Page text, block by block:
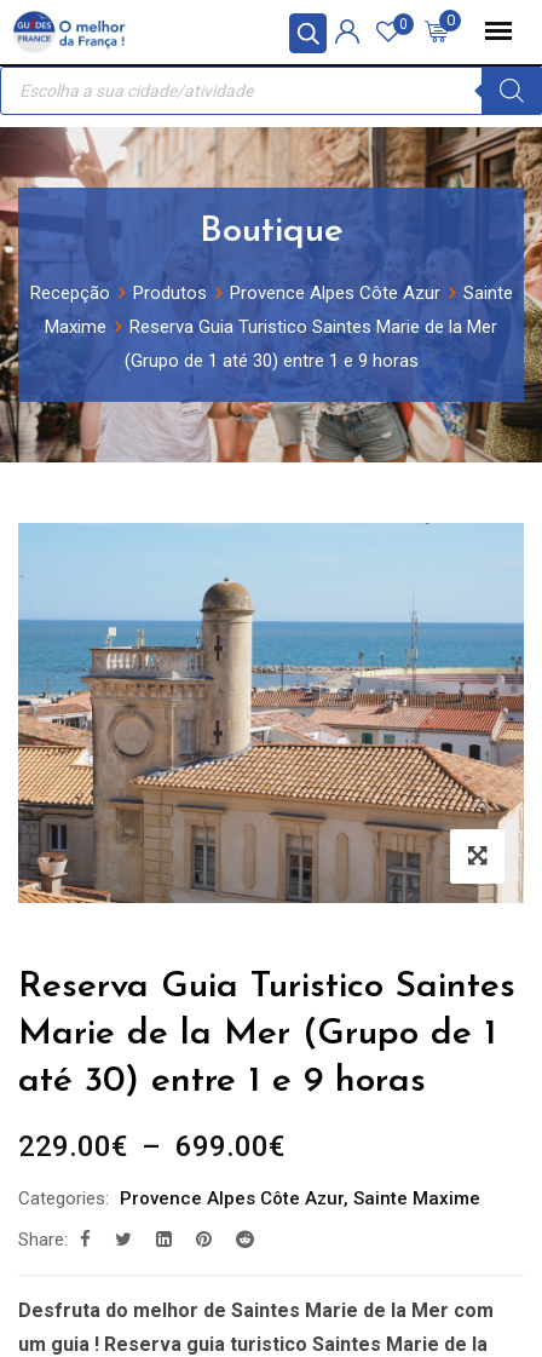
Painel de Gerenciamento de Cookies
Skip
content
0
0
Recherche
produits
Boutique
Recepção Produtos Provence Alpes Côte Azur
Sainte
Maxime
Reserva Guia Turistico Saintes Marie de la Mer
(Grupo de 1 até 30) entre 1 e 9 horas
Reserva Guia Turistico Saintes
Marie de la Mer (Grupo de 1
até 30) entre 1 e 9 horas
229.00€ – 699.00€Plage
prix :
699.00€
Categories: Provence Alpes Côte Azur, Sainte Maxime
Share:
Desfruta do melhor de Saintes Marie de la Mer com
um guia ! Reserva guia turistico Saintes Marie de la